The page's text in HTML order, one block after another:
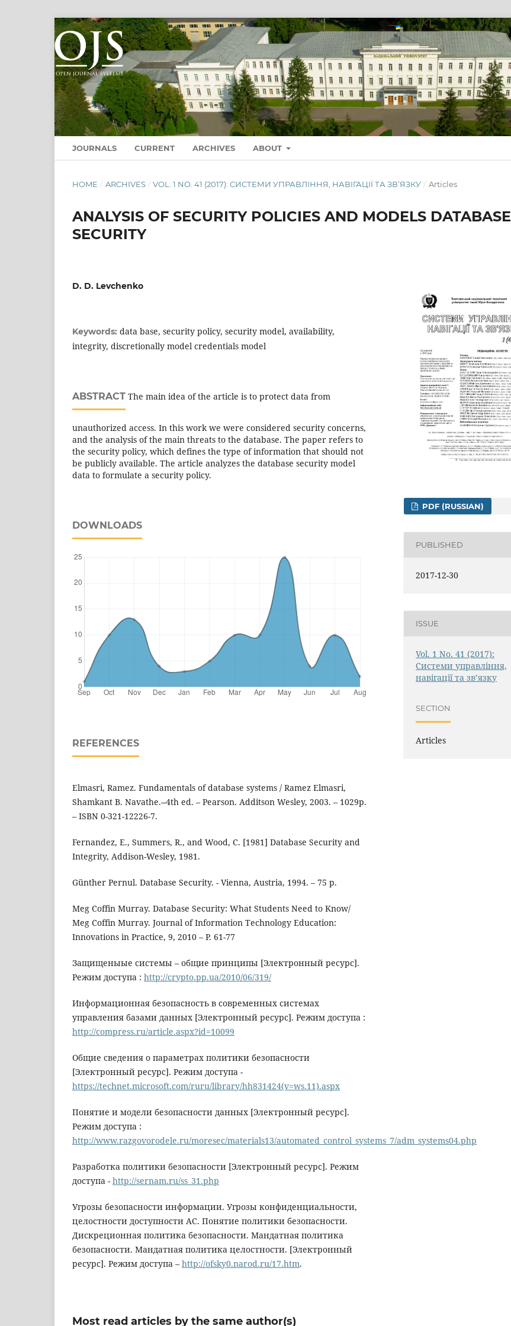
JOURNALS CURRENT ARCHIVES ABOUT
HOME / ARCHIVES / VOL. 1 NO. 41 (2017): СИСТЕМИ УПРАВЛІННЯ, НАВІГАЦІЇ ТА ЗВ’ЯЗКУ / Articles
ANALYSIS OF SECURITY POLICIES AND MODELS DATABASE
SECURITY
D. D. Levchenko
Keywords: data base, security policy, security model, availability,
integrity, discretionally model credentials model
ABSTRACT The main idea of the article is to protect data from
unauthorized access. In this work we were considered security concerns,
and the analysis of the main threats to the database. The paper refers to
the security policy, which defines the type of information that should not
be publicly available. The article analyzes the database security model
data to formulate a security policy.
DOWNLOADS
REFERENCES
Elmasri, Ramez. Fundamentals of database systems / Ramez Elmasri,
Shamkant B. Navathe.--4th ed. – Pearson. Additson Wesley, 2003. – 1029p.
– ISBN 0-321-12226-7.
Fernandez, E., Summers, R., and Wood, C. [1981] Database Security and
Integrity, Addison-Wesley, 1981.
Günther Pernul. Database Security. - Vienna, Austria, 1994. – 75 p.
Meg Coffin Murray. Database Security: What Students Need to Know/
Meg Coffin Murray. Journal of Information Technology Education:
Innovations in Practice, 9, 2010 – P. 61-77
Защищеныые системы – общие принципы [Электронный ресурс].
Режим доступа : http://crypto.pp.ua/2010/06/319/
Информационная безопасность в современных системах
управления базами данных [Электронный ресурс]. Режим доступа :
http://compress.ru/article.aspx?id=10099
Общие сведения о параметрах политики безопасности
[Электронный ресурс]. Режим доступа -
https://technet.microsoft.com/ruru/library/hh831424(v=ws.11).aspx
Понятие и модели безопасности данных [Электронный ресурс].
Режим доступа :
http://www.razgovorodele.ru/moresec/materials13/automated_control_systems_7/adm_systems04.php
Разработка политики безопасности [Электронный ресурс]. Режим
доступа - http://sernam.ru/ss_31.php
Угрозы безопасности информации. Угрозы конфиденциальности,
целостности доступности АС. Понятие политики безопасности.
Дискреционная политика безопасности. Мандатная политика
безопасности. Мандатная политика целостности. [Электронный
ресурс]. Режим доступа – http://ofsky0.narod.ru/17.htm.
PDF (RUSSIAN)
PUBLISHED
2017-12-30
ISSUE
Vol. 1 No. 41 (2017):
Системи управління,
навігації та зв’язку
SECTION
Articles
Most read articles by the same author(s)